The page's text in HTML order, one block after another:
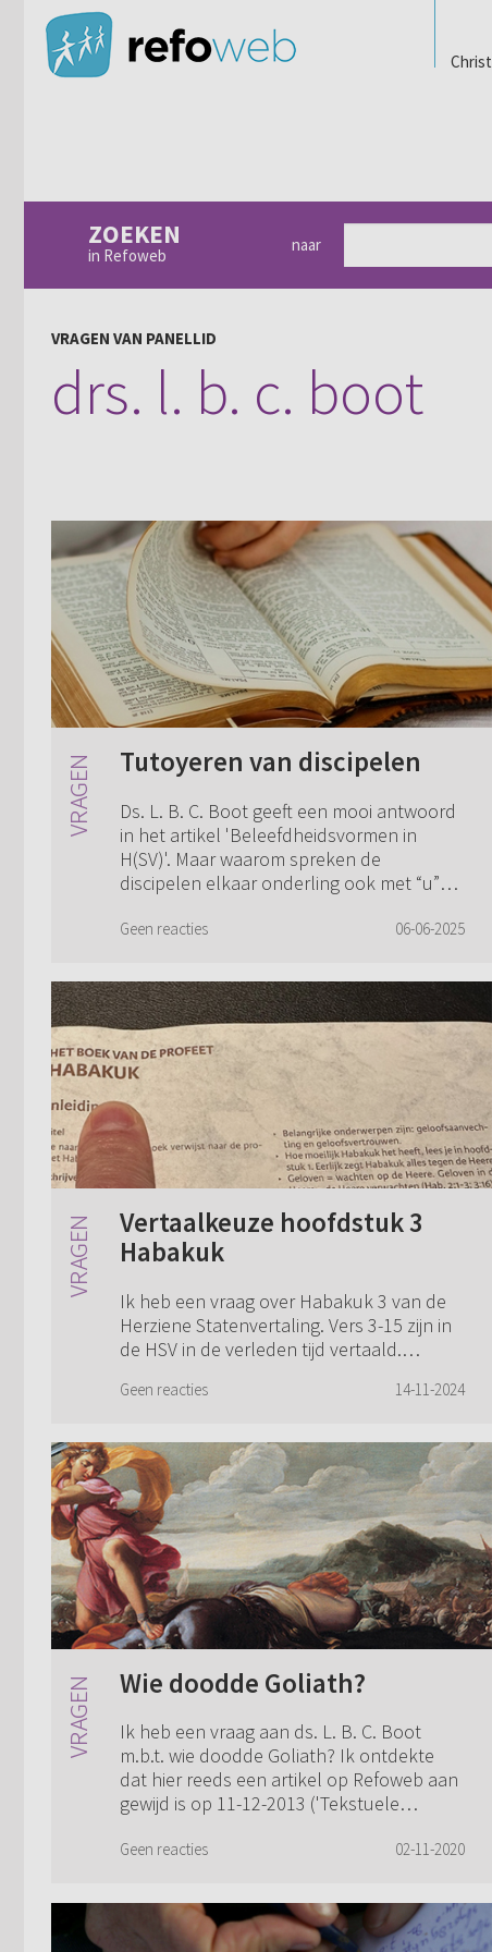
ZOEKEN
in Refoweb
naar
VRAGEN VAN PANELLID
drs. l. b. c. boot
Tutoyeren van discipelen
Ds. L. B. C. Boot geeft een mooi antwoord
in het artikel 'Beleefdheidsvormen in
H(SV)'. Maar waarom spreken de
discipelen elkaar onderling ook met “u”
toch g...
Geen reacties 06-06-2025
Vertaalkeuze hoofdstuk 3
Habakuk
Ik heb een vraag over Habakuk 3 van de
Herziene Statenvertaling. Vers 3-15 zijn in
de HSV in de verleden tijd vertaald.
NBG '51) zetten deze verzen in de tegen...
Geen reacties 14-11-2024
Wie doodde Goliath?
Ik heb een vraag aan ds. L. B. C. Boot
m.b.t. wie doodde Goliath? Ik ontdekte
dat hier reeds een artikel op Refoweb aan
gewijd is op 11-12-2013 ('Tekstuele
reactie o...
Geen reacties 02-11-2020